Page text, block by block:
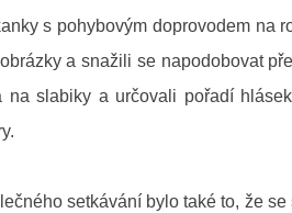
s pohybovým doprovodem na
a snažili se napodobovat
na slabiky a určovali pořadí
setkávání bylo také to, že se